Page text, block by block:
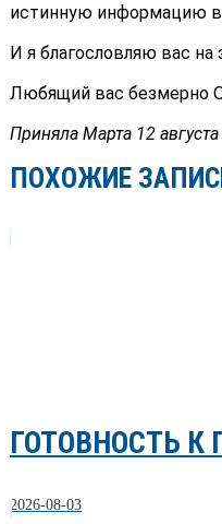
истинную информацию в
И я благословляю вас на
Любящий вас безмерно
Приняла Марта 12 августа
ПОХОЖИЕ
ГОТОВНОСТЬ К
2026-08-03